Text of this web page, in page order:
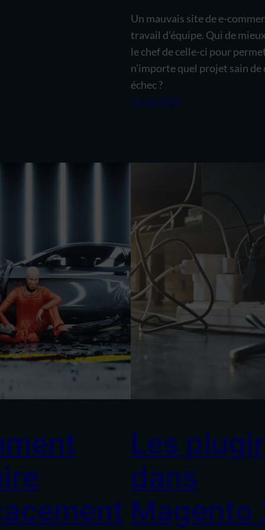
Un mauvais site de e-
travail d’équipe. Qui de
le chef de celle-ci pour
n’importe quel projet sain de
échec ?
3 mai 2024
Les
dans
Magento